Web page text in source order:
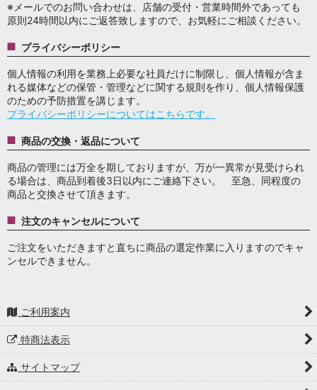
※メールでのお問い合わせは、店舗の受付・営業時間外であっても
原則24時間以内にご返答致しますので、お気軽にご相談ください。
プライバシーポリシー
個人情報の利用を業務上必要な社員だけに制限し、個人情報が含ま
れる媒体などの保管・管理などに関する規則を作り、個人情報保護
のための予防措置を講じます。
プライバシーポリシーについてはこちらです。
商品の交換・返品について
商品の管理には万全を期しておりますが、万が一異常が見受けられ
る場合は、商品到着後3日以内にご連絡下さい。 至急、同程度の
商品と交換させて頂きます。
注文のキャンセルについて
ご注文をいただきますと直ちに商品の選定作業に入りますのでキャ
ンセルできません。
ご利用案内
特商法表示
サイトマップ